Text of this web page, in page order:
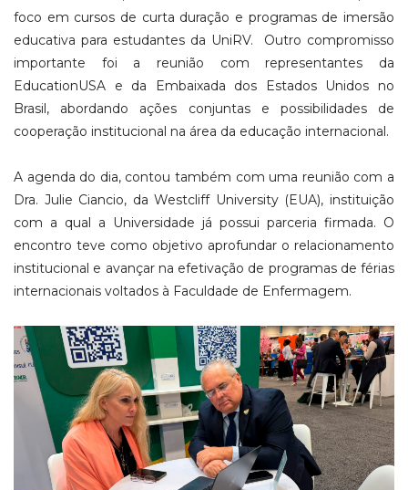
foco em cursos de curta duração e programas de imersão
educativa para estudantes da UniRV. Outro compromisso
importante foi a reunião com representantes da
EducationUSA e da Embaixada dos Estados Unidos no
Brasil, abordando ações conjuntas e possibilidades de
cooperação institucional na área da educação internacional.
A agenda do dia, contou também com uma reunião com a
Dra. Julie Ciancio, da Westcliff University (EUA), instituição
com a qual a Universidade já possui parceria firmada. O
encontro teve como objetivo aprofundar o relacionamento
institucional e avançar na efetivação de programas de férias
internacionais voltados à Faculdade de Enfermagem.